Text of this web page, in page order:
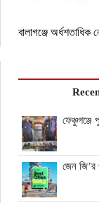
বালাগঞ্জে অর্ধশতাধিক
ফেঞ্চুগঞ্জে
জেন জি’র